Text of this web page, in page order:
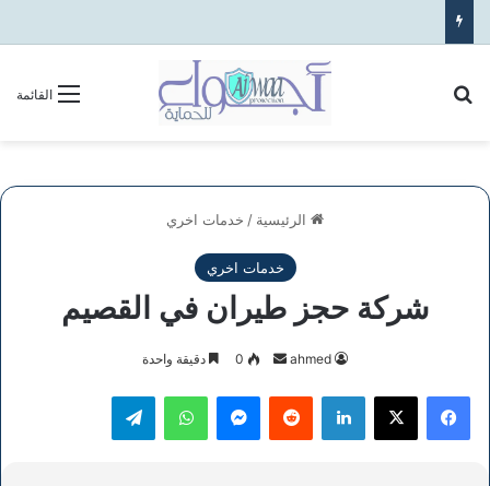
القائمة
الرئيسية / خدمات اخري
خدمات اخري
شركة حجز طيران في القصيم
ahmed
أرسل
إلكترونيا
0 دقيقة واحدة
فيسبوك ‫X لينكدإن ماسنجر واتساب تيلقرام